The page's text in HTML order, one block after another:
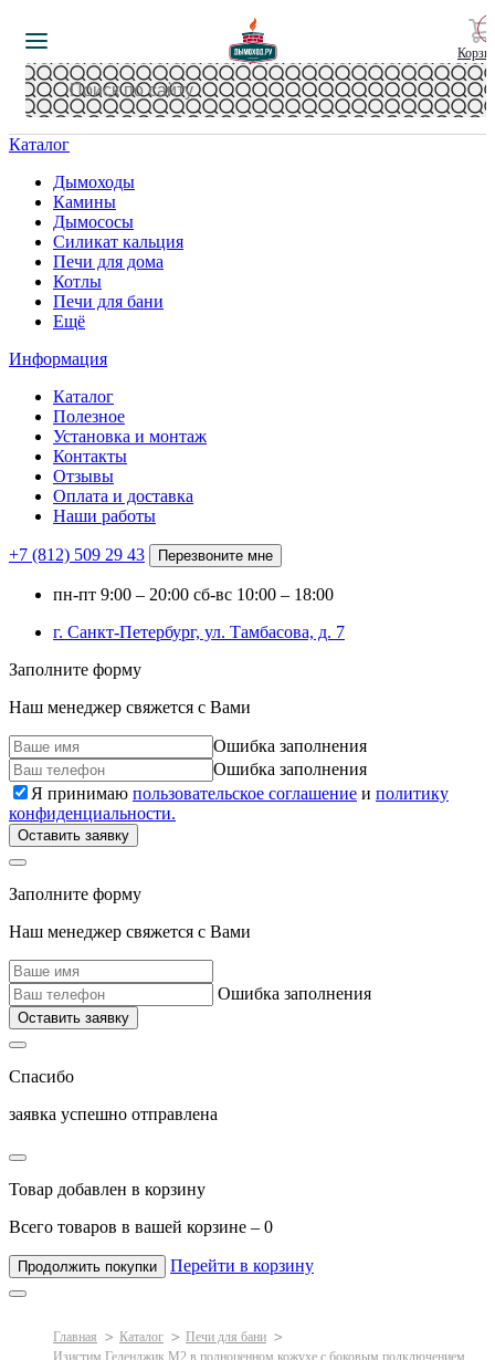
Каталог
Дымоходы
Камины
Дымососы
Силикат кальция
Печи для дома
Котлы
Печи для бани
Ещё
Информация
Каталог
Полезное
Установка и монтаж
Контакты
Отзывы
Оплата и доставка
Наши работы
+7 (812) 509 29 43 Перезвоните мне
пн-пт 9:00 – 20:00 сб-вс 10:00 – 18:00
г. Санкт-Петербург, ул. Тамбасова, д. 7
Заполните форму
Наш менеджер свяжется с Вами
Ошибка заполнения
Ошибка заполнения
Я принимаю пользовательское соглашение и политику
конфиденциальности.
Оставить заявку
Заполните форму
Наш менеджер свяжется с Вами
Ошибка заполнения
Оставить заявку
Спасибо
заявка успешно отправлена
Товар добавлен в корзину
Всего товаров в вашей корзине – 0
Продолжить покупки Перейти в корзину
Главная Каталог
Печи для бани
Изистим Геленджик М2 в полноценном кожухе с боковым подключением